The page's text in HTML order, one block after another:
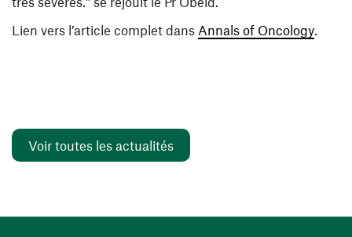
Lien vers l’article complet dans Annals of Oncology.
Voir toutes les actualités